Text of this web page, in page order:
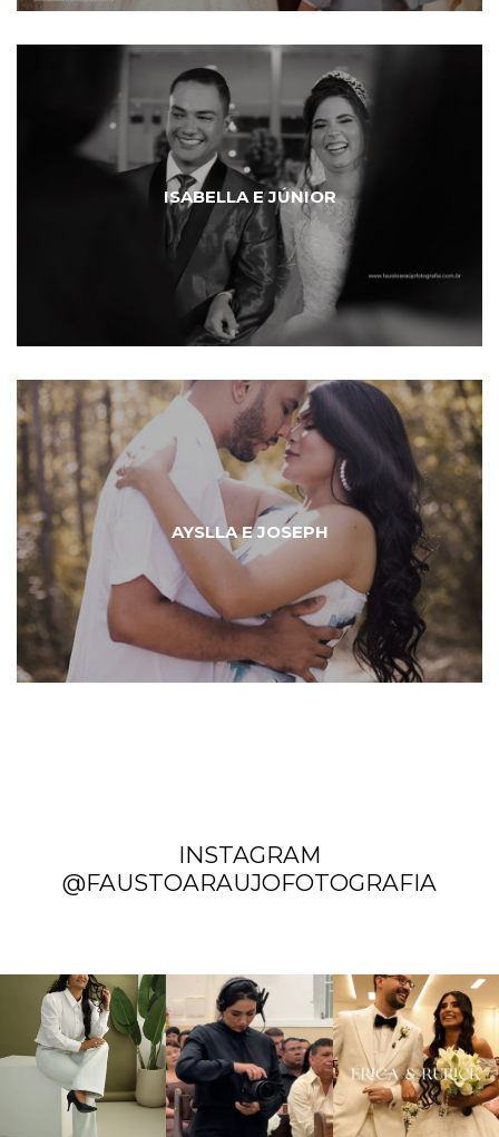
ISABELLA E JÚNIOR
AYSLLA E JOSEPH
INSTAGRAM
@FAUSTOARAUJOFOTOGRAFIA